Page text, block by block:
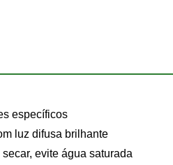
específicos
luz difusa brilhante
evite água saturada